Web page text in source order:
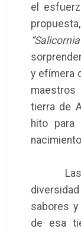
el
y efímera
tierra de
hito para
sabores y
de esa